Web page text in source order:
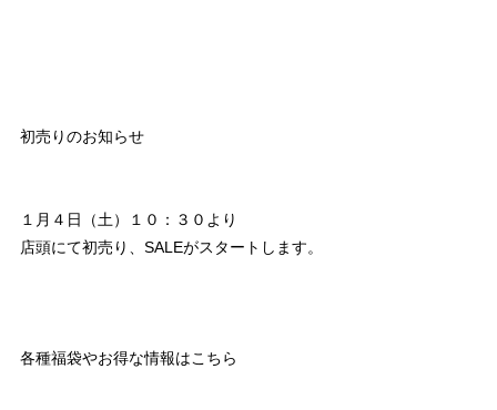
初売りのお知らせ
１月４日（土）１０：３０より
店頭にて初売り、SALEがスタートします。
各種福袋やお得な情報はこちら